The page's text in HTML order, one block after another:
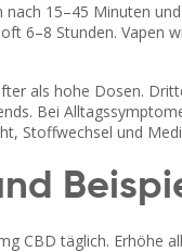
15–45 Minuten
6–8 Stunden. Vapen
als hohe Dosen.
Bei
Stoffwechsel und
CBD täglich. Erhöhe